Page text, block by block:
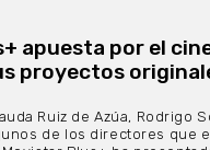
apuesta por el
proyectos
Ruiz de Azúa, Rodrigo
de los directores que